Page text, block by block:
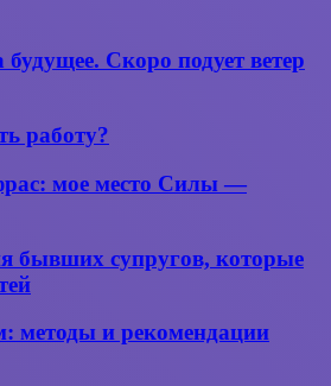
Скоро подует ветер
работу?
мое место Силы —
бывших супругов, которые
методы и рекомендации